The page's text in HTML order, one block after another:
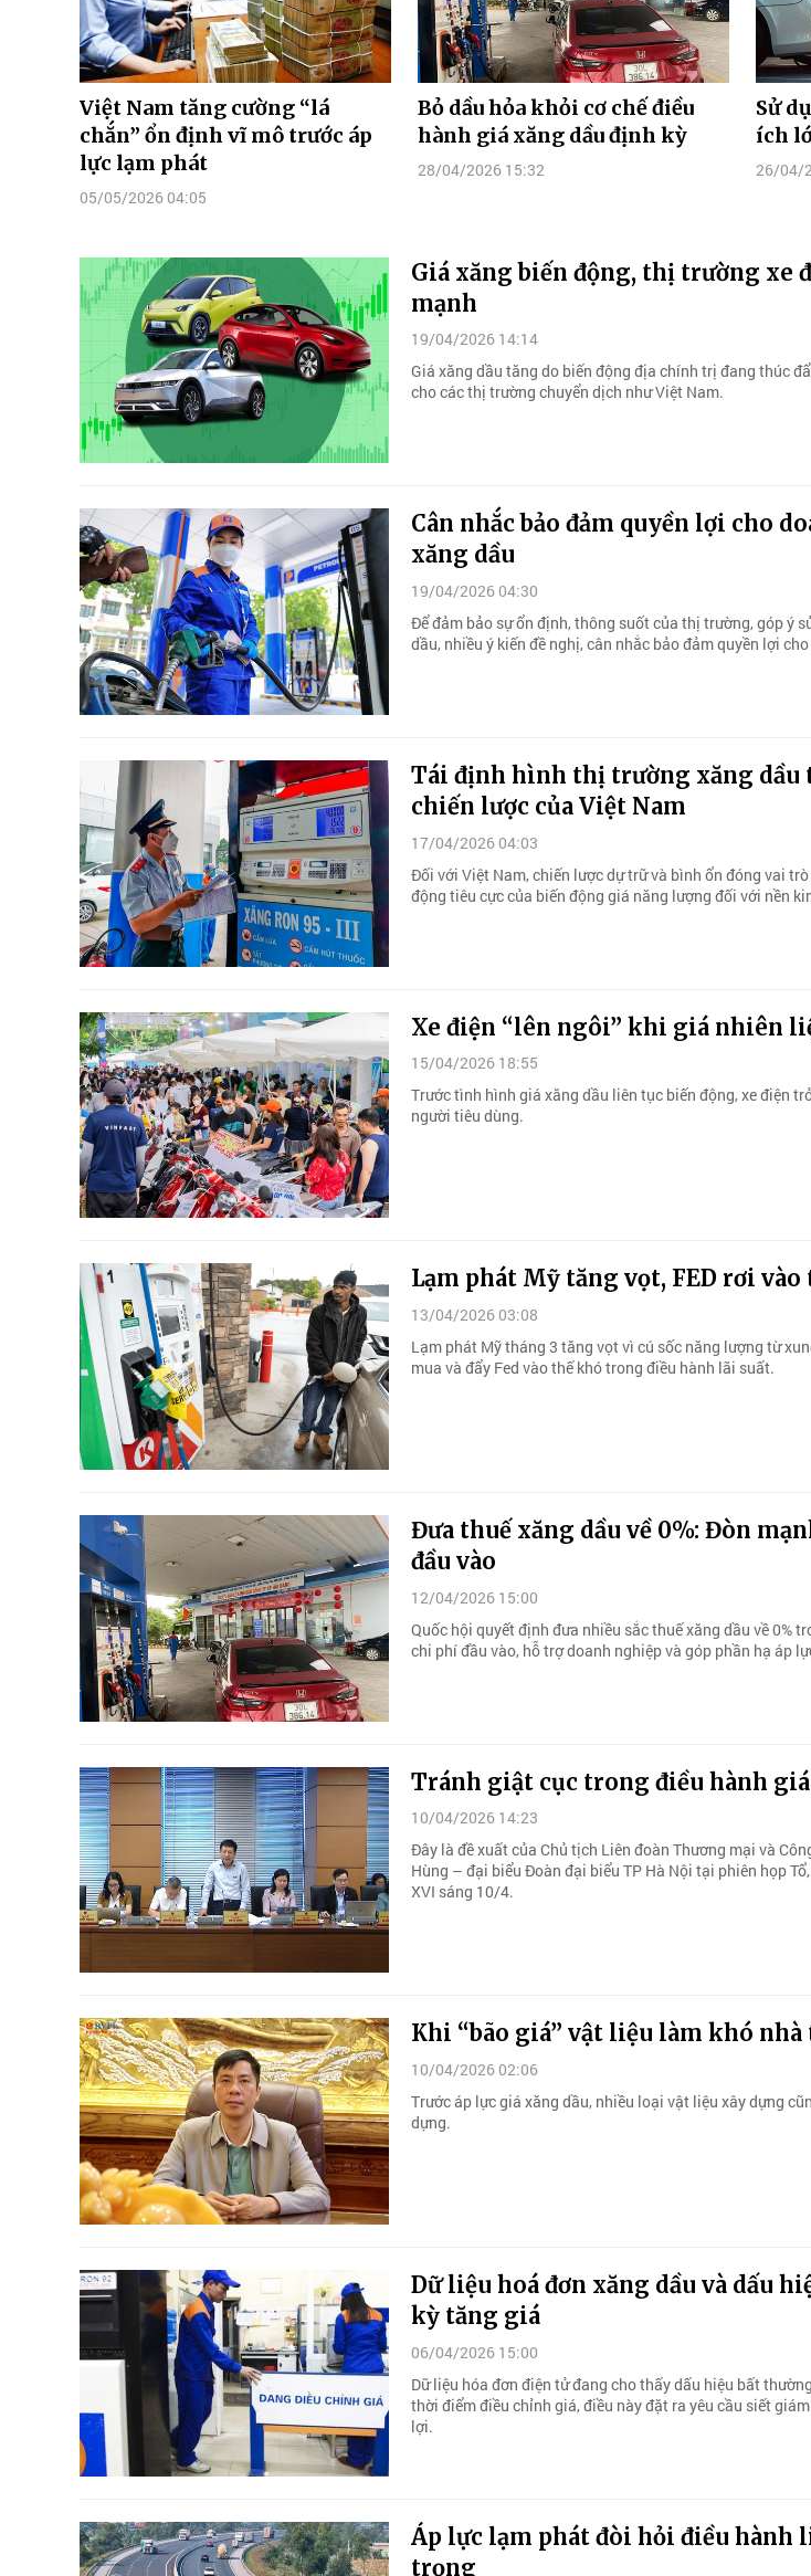
Việt Nam tăng cường “lá
chắn” ổn định vĩ mô trước áp
lực lạm phát
05/05/2026 04:05
Bỏ dầu hỏa khỏi cơ chế điều
hành giá xăng dầu định kỳ
28/04/2026 15:32
Sử
ích
26/04/
Giá xăng biến động, thị trường xe
mạnh
19/04/2026 14:14
Giá xăng dầu tăng do biến động địa chính trị đang thúc
cho các thị trường chuyển dịch như Việt Nam.
Cân nhắc bảo đảm quyền lợi cho
xăng dầu
19/04/2026 04:30
Để đảm bảo sự ổn định, thông suốt của thị trường, góp ý
dầu, nhiều ý kiến đề nghị, cân nhắc bảo đảm quyền lợi
Tái định hình thị trường xăng dầu
chiến lược của Việt Nam
17/04/2026 04:03
Đối với Việt Nam, chiến lược dự trữ và bình ổn đóng vai
động tiêu cực của biến động giá năng lượng đối với nền
Xe điện “lên ngôi” khi giá nhiên
15/04/2026 18:55
Trước tình hình giá xăng dầu liên tục biến động, xe điện
người tiêu dùng.
Lạm phát Mỹ tăng vọt, FED rơi
13/04/2026 03:08
Lạm phát Mỹ tháng 3 tăng vọt vì cú sốc năng lượng từ
mua và đẩy Fed vào thế khó trong điều hành lãi suất.
Đưa thuế xăng dầu về 0%: Đòn
đầu vào
12/04/2026 15:00
Quốc hội quyết định đưa nhiều sắc thuế xăng dầu về 0%
chi phí đầu vào, hỗ trợ doanh nghiệp và góp phần hạ áp
Tránh giật cục trong điều hành
10/04/2026 14:23
Đây là đề xuất của Chủ tịch Liên đoàn Thương mại và
Hùng – đại biểu Đoàn đại biểu TP Hà Nội tại phiên họp
XVI sáng 10/4.
Khi “bão giá” vật liệu làm khó nhà
10/04/2026 02:06
Trước áp lực giá xăng dầu, nhiều loại vật liệu xây dựng
dựng.
Dữ liệu hoá đơn xăng dầu và dấu
kỳ tăng giá
06/04/2026 15:00
Dữ liệu hóa đơn điện tử đang cho thấy dấu hiệu bất
thời điểm điều chỉnh giá, điều này đặt ra yêu cầu siết
lợi.
Áp lực lạm phát đòi hỏi điều hành
trọng